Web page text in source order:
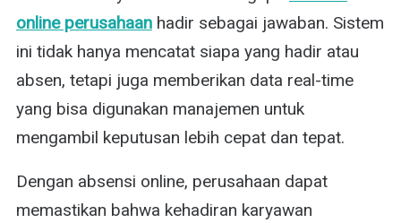
online perusahaanhadir sebagai jawaban. Sistem
ini tidak hanya mencatat siapa yang hadir atau
absen, tetapi juga memberikan data real-time
yang bisa digunakan manajemen untuk
mengambil keputusan lebih cepat dan tepat.
Dengan absensi online, perusahaan dapat
memastikan bahwa kehadiran karyawan